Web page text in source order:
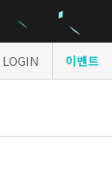
LOGIN 이벤트